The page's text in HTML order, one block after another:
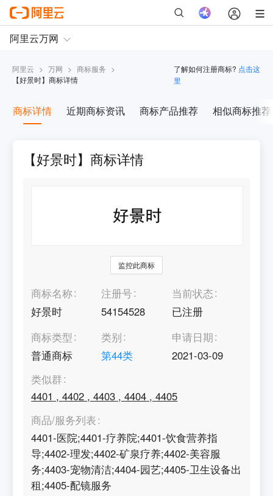
阿里云 > 万网 > 商标服务 >
【好景时】商标详情
了解如何注册商标? 点击这
里
商标详情 近期商标资讯 商标产品推荐 相似商标推荐
【好景时】商标详情
监控此商标
商标名称
好景时
注册号
54154528
当前状态
已注册
商标类型
普通商标
类别
第44类
申请日期
2021-03-09
类似群
4401 ,4402 ,4403 ,4404 ,4405
商品/服务列表
4401-医院;4401-疗养院;4401-饮食营养指
导;4402-理发;4402-矿泉疗养;4402-美容服
务;4403-宠物清洁;4404-园艺;4405-卫生设备出
租;4405-配镜服务